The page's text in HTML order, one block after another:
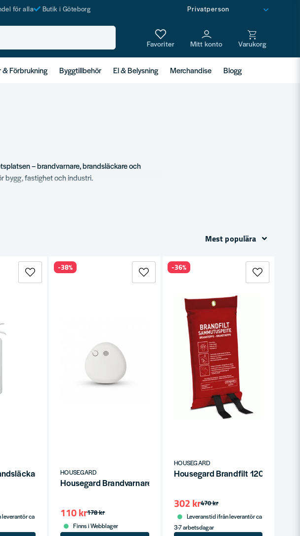
för alla Butik i Göteborg
& Förbrukning Byggtillbehör El & Belysning Merchandise Blogg
– brandvarnare, brandsläckare och
bygg, fastighet och industri.
Mest populära
6KG 55A Vit Design
leverantör ca
HOUSEGARD
Housegard Brandvarnare Optisk SA700
178 kr
110 kr
Finns i Webblager
-38%
HOUSEGARD
Housegard Brandfilt 120x180cm
470 kr
302 kr
Leveranstid ifrån leverantör ca
3-7 arbetsdagar
-36%